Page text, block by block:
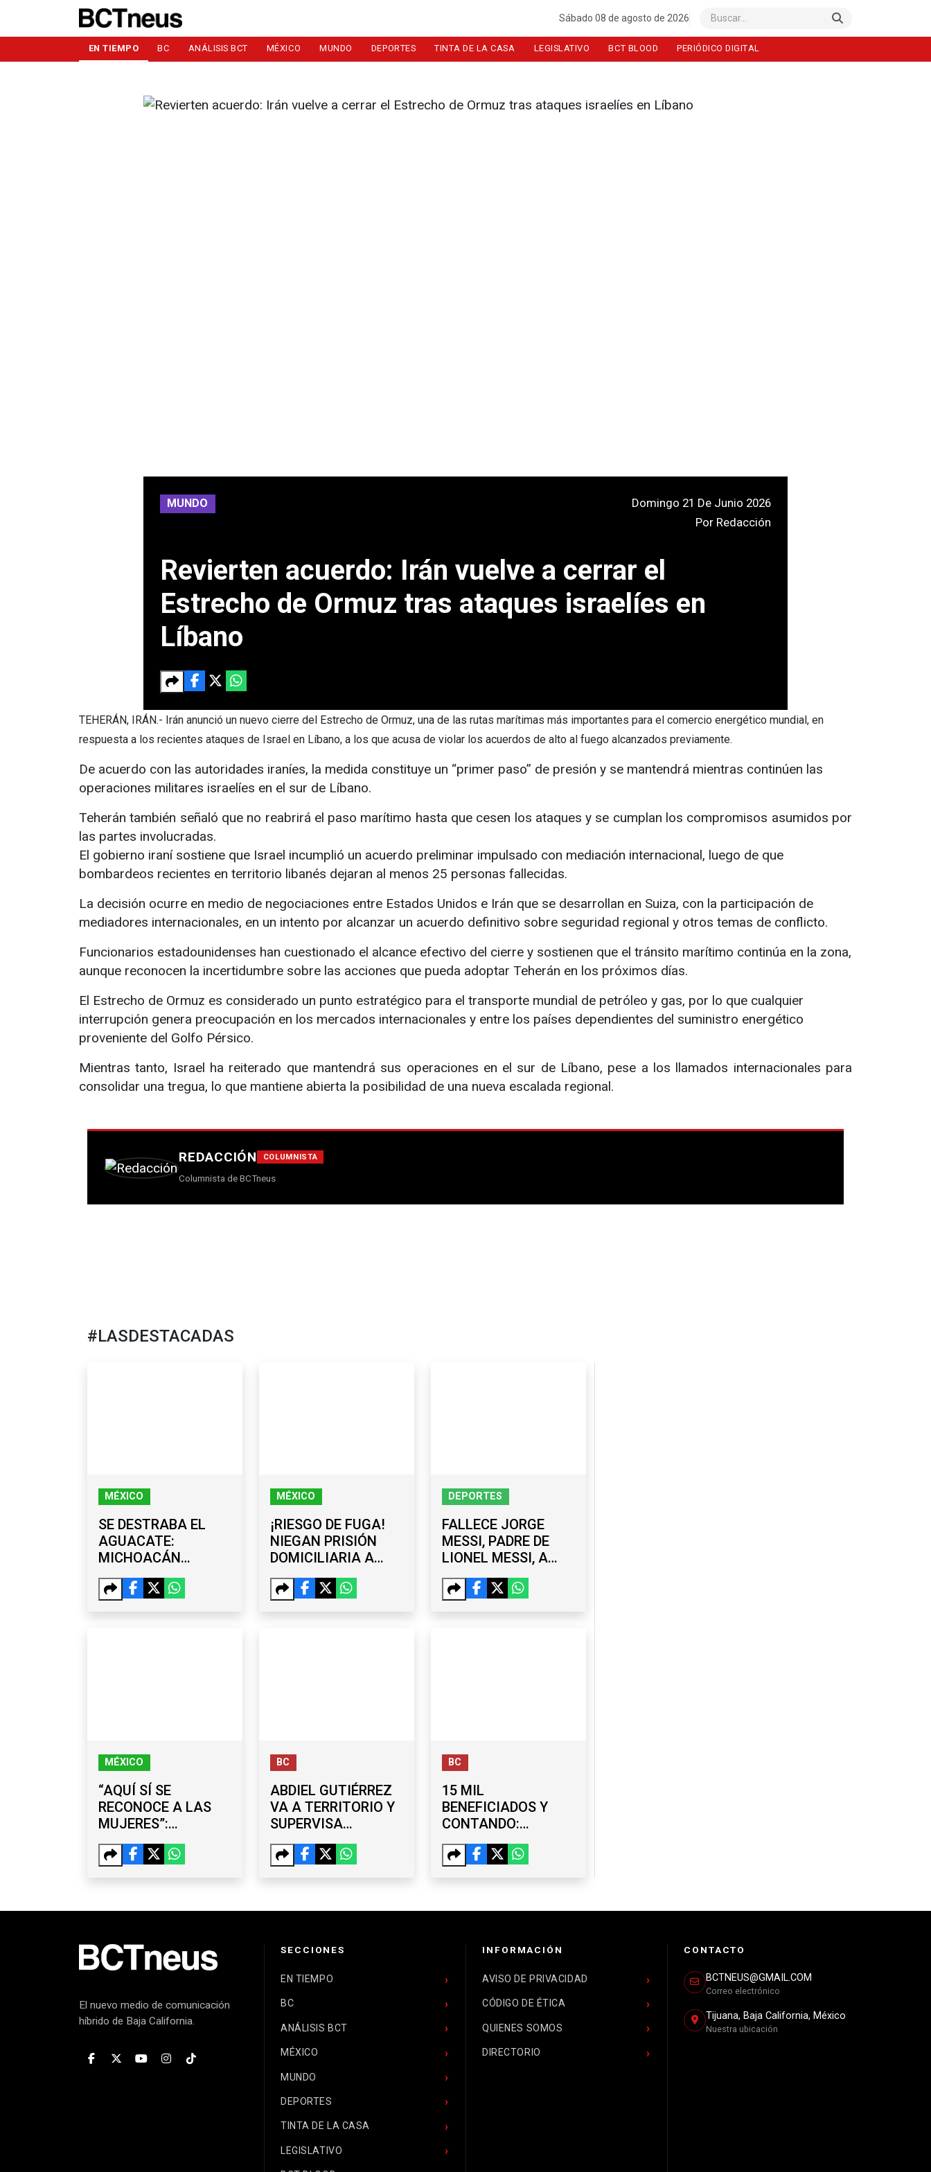
Sábado 08 de agosto de 2026 Buscar
EN TIEMPO BC ANÁLISIS BCT MÉXICO MUNDO DEPORTES TINTA DE LA CASA LEGISLATIVO BCT BLOOD PERIÓDICO DIGITAL
MUNDO
Domingo 21 De Junio 2026
Por Redacción
Revierten acuerdo: Irán vuelve a cerrar el
Estrecho de Ormuz tras ataques israelíes en
Líbano
TEHERÁN, IRÁN.- Irán anunció un nuevo cierre del Estrecho de Ormuz, una de las rutas marítimas más importantes para el comercio energético mundial, en
respuesta a los recientes ataques de Israel en Líbano, a los que acusa de violar los acuerdos de alto al fuego alcanzados previamente.
De acuerdo con las autoridades iraníes, la medida constituye un “primer paso” de presión y se mantendrá mientras continúen las
operaciones militares israelíes en el sur de Líbano.
Teherán también señaló que no reabrirá el paso marítimo hasta que cesen los ataques y se cumplan los compromisos asumidos por
las partes involucradas.
El gobierno iraní sostiene que Israel incumplió un acuerdo preliminar impulsado con mediación internacional, luego de que
bombardeos recientes en territorio libanés dejaran al menos 25 personas fallecidas.
La decisión ocurre en medio de negociaciones entre Estados Unidos e Irán que se desarrollan en Suiza, con la participación de
mediadores internacionales, en un intento por alcanzar un acuerdo definitivo sobre seguridad regional y otros temas de conflicto.
Funcionarios estadounidenses han cuestionado el alcance efectivo del cierre y sostienen que el tránsito marítimo continúa en la zona,
aunque reconocen la incertidumbre sobre las acciones que pueda adoptar Teherán en los próximos días.
El Estrecho de Ormuz es considerado un punto estratégico para el transporte mundial de petróleo y gas, por lo que cualquier
interrupción genera preocupación en los mercados internacionales y entre los países dependientes del suministro energético
proveniente del Golfo Pérsico.
Mientras tanto, Israel ha reiterado que mantendrá sus operaciones en el sur de Líbano, pese a los llamados internacionales para
consolidar una tregua, lo que mantiene abierta la posibilidad de una nueva escalada regional.
REDACCIÓN COLUMNISTA
Columnista de BCTneus
#LASDESTACADAS
MÉXICO
SE DESTRABA EL
AGUACATE:
MICHOACÁN
REACTIVA SUS
ENVÍOS A EE. UU.
MÉXICO
¡RIESGO DE FUGA!
NIEGAN PRISIÓN
DOMICILIARIA A
EXGOBERNADOR
ÁNGEL AGUIRRE
DEPORTES
FALLECE JORGE
MESSI, PADRE DE
LIONEL MESSI, A
LOS 68 AÑOS TRAS
ATRAVESAR UNA
MÉXICO
“AQUÍ SÍ SE
RECONOCE A LAS
MUJERES”:
SHEINBAUM
DEFIENDE EL
BC
ABDIEL GUTIÉRREZ
VA A TERRITORIO Y
SUPERVISA
MEJORAS EN LA
TERCERA ETAPA
BC
15 MIL
BENEFICIADOS Y
CONTANDO:
AVANZA ‘TIJUANA:
CIUDAD LIMPIA’
El nuevo medio de comunicación
híbrido de Baja California.
SECCIONES
EN TIEMPO
BC
ANÁLISIS BCT
MÉXICO
MUNDO
DEPORTES
TINTA DE LA CASA
LEGISLATIVO
INFORMACIÓN
AVISO DE PRIVACIDAD
CÓDIGO DE ÉTICA
QUIENES SOMOS
DIRECTORIO
CONTACTO
BCTNEUS@GMAIL.COM
Correo electrónico
Tijuana, Baja California, México
Nuestra ubicación